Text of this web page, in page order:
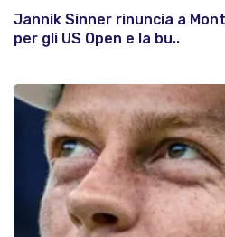
Jannik Sinner rinuncia a
per gli US Open e la bu..